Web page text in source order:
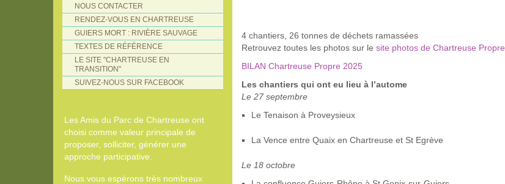
4 chantiers, 26 tonnes de déchets ramassées
Retrouvez toutes les photos sur le site photos de Chartreuse Propre
BILAN Chartreuse Propre 2025
Les chantiers qui ont eu lieu à l’autome
Le 27 septembre
Le Tenaison à Proveysieux
La Vence entre Quaix en Chartreuse et St Egrève
Le 18 octobre
NOUS CONTACTER
RENDEZ-VOUS EN CHARTREUSE
GUIERS MORT : RIVIÈRE SAUVAGE
TEXTES DE RÉFÉRENCE
LE SITE "CHARTREUSE EN
TRANSITION"
SUIVEZ-NOUS SUR FACEBOOK
Les Amis du Parc de Chartreuse ont
choisi comme valeur principale de
proposer, solliciter, générer une
approche participative.
Nous vous espérons très nombreux